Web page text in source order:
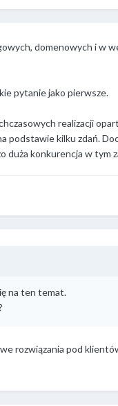
domenowych i w
pytanie jako pierwsze.
realizacji
kilku zdań.
duża konkurencja w tym
na ten temat.
rozwiązania pod